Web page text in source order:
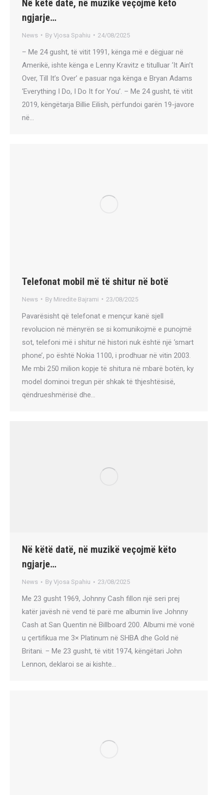
Në këtë datë, në muzikë veçojmë këto
ngjarje…
News By Vjosa Spahiu 24/08/2025
– Me 24 gusht, të vitit 1991, kënga më e dëgjuar në
Amerikë, ishte kënga e Lenny Kravitz e titulluar ‘It Ain’t
Over, Till It’s Over’ e pasuar nga kënga e Bryan Adams
‘Everything I Do, I Do It for You’. – Me 24 gusht, të vitit
2019, këngëtarja Billie Eilish, përfundoi garën 19-javore
në…
Telefonat mobil më të shitur në botë
News By Miredite Bajrami 23/08/2025
Pavarësisht që telefonat e mençur kanë sjell
revolucion në mënyrën se si komunikojmë e punojmë
sot, telefoni më i shitur në histori nuk është një ‘smart
phone’, po është Nokia 1100, i prodhuar në vitin 2003.
Me mbi 250 milion kopje të shitura në mbarë botën, ky
model dominoi tregun për shkak të thjeshtësisë,
qëndrueshmërisë dhe…
Në këtë datë, në muzikë veçojmë këto
ngjarje…
News By Vjosa Spahiu 23/08/2025
Me 23 gusht 1969, Johnny Cash fillon një seri prej
katër javësh në vend të parë me albumin live Johnny
Cash at San Quentin në Billboard 200. Albumi më vonë
u çertifikua me 3× Platinum në SHBA dhe Gold në
Britani. – Me 23 gusht, të vitit 1974, këngëtari John
Lennon, deklaroi se ai kishte…